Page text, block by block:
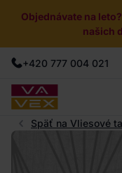
Objednávate na
našich
+420 777 004 021
Späť na Vliesové